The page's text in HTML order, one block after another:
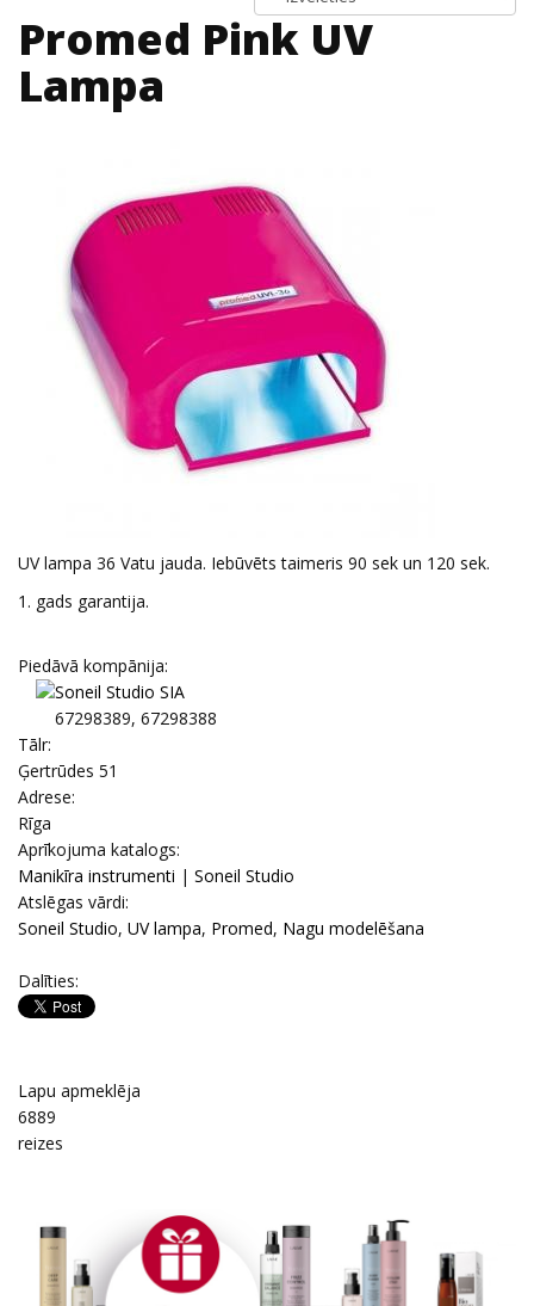
Promed Pink UV
Lampa
UV lampa 36 Vatu jauda. Iebūvēts taimeris 90 sek un 120 sek.
1. gads garantija.
Piedāvā kompānija:
Soneil Studio SIA
67298389, 67298388
Tālr:
Ģertrūdes 51
Adrese:
Rīga
Aprīkojuma katalogs:
Manikīra instrumenti | Soneil Studio
Atslēgas vārdi:
Soneil Studio, UV lampa, Promed, Nagu modelēšana
Dalīties:
Lapu apmeklēja
6889
reizes